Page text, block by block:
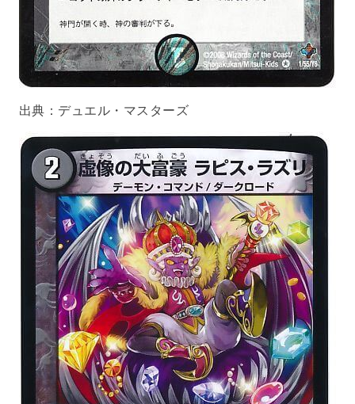
出典： デュエル・マスターズ